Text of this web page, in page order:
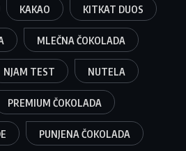
KAKAO KITKAT DUOS
MLEČNA ČOKOLADA
NJAM TEST NUTELA
PREMIUM ČOKOLADA
PUNJENA ČOKOLADA